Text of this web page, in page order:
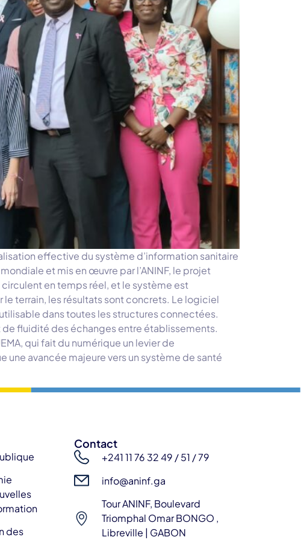
effective du système d’information sanitaire
et mis en œuvre par l’ANINF, le projet
en temps réel, et le système est
terrain, les résultats sont concrets. Le logiciel
dans toutes les structures connectées.
de fluidité des échanges entre établissements.
qui fait du numérique un levier de
avancée majeure vers un système de santé
des
Contact
+241 11 76 32 49 / 51 / 79
info@aninf.ga
Tour ANINF, Boulevard
Triomphal Omar BONGO ,
Libreville | GABON